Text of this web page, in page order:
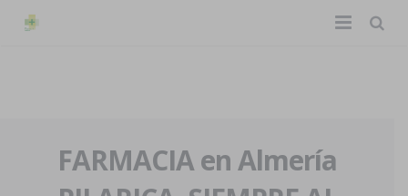
La farmacia
Nuestra historia
FARMACIA en Almería